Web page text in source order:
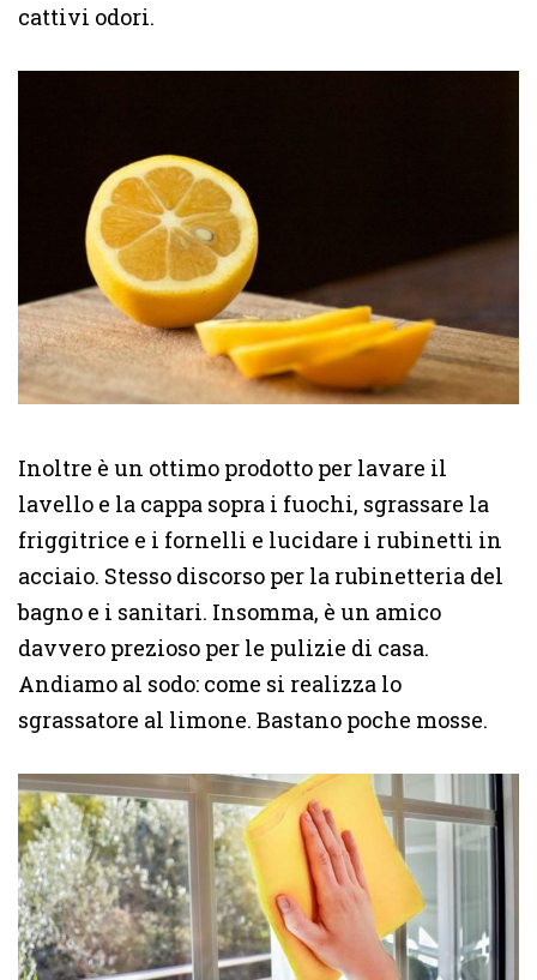
cattivi odori.
Inoltre è un ottimo prodotto per lavare il
lavello e la cappa sopra i fuochi, sgrassare la
friggitrice e i fornelli e lucidare i rubinetti in
acciaio. Stesso discorso per la rubinetteria del
bagno e i sanitari. Insomma, è un amico
davvero prezioso per le pulizie di casa.
Andiamo al sodo: come si realizza lo
sgrassatore al limone. Bastano poche mosse.